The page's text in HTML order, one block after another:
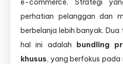
e-commerce. Strategi
perhatian pelanggan dan
berbelanja lebih banyak.
hal ini adalah bundling
khusus, yang berfokus pada